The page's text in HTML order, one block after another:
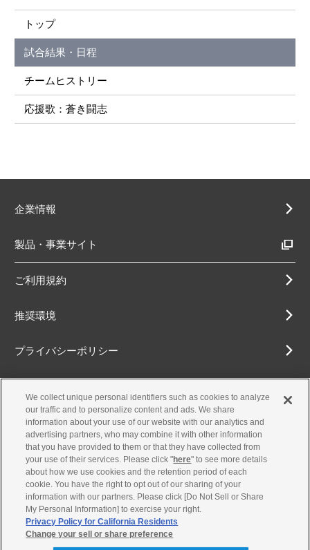
トップ
試合結果・日程
チームヒストリー
応援歌：蒼き闘志
企業情報
製品・事業サイト
ご利用規約
推奨環境
プライバシーポリシー
アクセシビリティ方針
古物営業法に基づく表示
お問合せ
We collect unique personal identifiers such as cookies to analyze
our traffic and to personalize content and ads. We share
information about your use of our website with our analytics and
advertising partners, who may combine it with other information
that you have provided to them or that they have collected from
your use of their services. Please click "here" to see more details
about how we use cookies and the retention period of each
cookie. You have the right to opt out of our sharing of your
information with our partners. Please click [Do Not Sell or Share
My Personal Information] to exercise your right.
Privacy Policy for California Residents
Change your sell or share preference